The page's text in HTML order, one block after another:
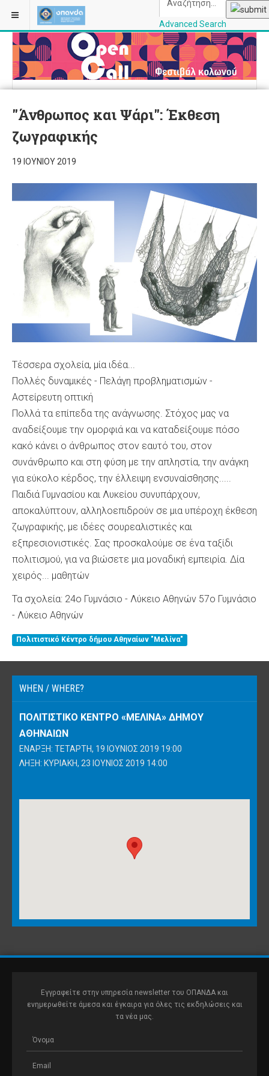
Advanced Search
"Άνθρωπος και Ψάρι": Έκθεση
ζωγραφικής
19 ΙΟΥΝΊΟΥ 2019
Τέσσερα σχολεία, μία ιδέα...
Πολλές δυναμικές - Πελάγη προβληματισμών -
Αστείρευτη οπτική
Πολλά τα επίπεδα της ανάγνωσης. Στόχος μας να
αναδείξουμε την ομορφιά και να καταδείξουμε πόσο
κακό κάνει ο άνθρωπος στον εαυτό του, στον
συνάνθρωπο και στη φύση με την απληστία, την ανάγκη
για εύκολο κέρδος, την έλλειψη ενσυναίσθησης.....
Παιδιά Γυμνασίου και Λυκείου συνυπάρχουν,
αποκαλύπτουν, αλληλοεπιδρούν σε μια υπέροχη έκθεση
ζωγραφικής, με ιδέες σουρεαλιστικές και
εξπρεσιονιστικές. Σας προσκαλούμε σε ένα ταξίδι
πολιτισμού, για να βιώσετε μια μοναδική εμπειρία. Δία
χειρός... μαθητών
Τα σχολεία: 24ο Γυμνάσιο - Λύκειο Αθηνών 57ο Γυμνάσιο
- Λύκειο Αθηνών
Πολιτιστικό Κέντρο δήμου Αθηναίων "Μελίνα"
WHEN / WHERE?
ΠΟΛΙΤΙΣΤΙΚΌ ΚΈΝΤΡΟ «ΜΕΛΊΝΑ» ΔΉΜΟΥ
ΑΘΗΝΑΊΩΝ
ΈΝΑΡΞΗ: ΤΕΤΆΡΤΗ, 19 ΙΟΎΝΙΟΣ 2019 19:00
ΛΉΞΗ: ΚΥΡΙΑΚΉ, 23 ΙΟΎΝΙΟΣ 2019 14:00
Εγγραφείτε στην υπηρεσία newsletter του ΟΠΑΝΔΑ και
ενημερωθείτε άμεσα και έγκαιρα για όλες τις εκδηλώσεις και
τα νέα μας.